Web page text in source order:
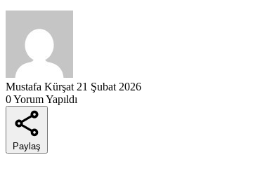
Mustafa Kürşat 21 Şubat 2026
0 Yorum Yapıldı
Paylaş